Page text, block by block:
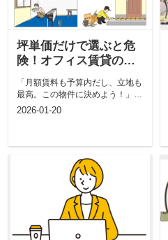
坪単価だけで選ぶと危
険！オフィス賃貸の「B
退去時に数百万の差が
出る理由
「月額賃料も予算内だし、立地も
最高。この物件に決めよう！」
……その一歩前に、必ず確認して
2026-01-20